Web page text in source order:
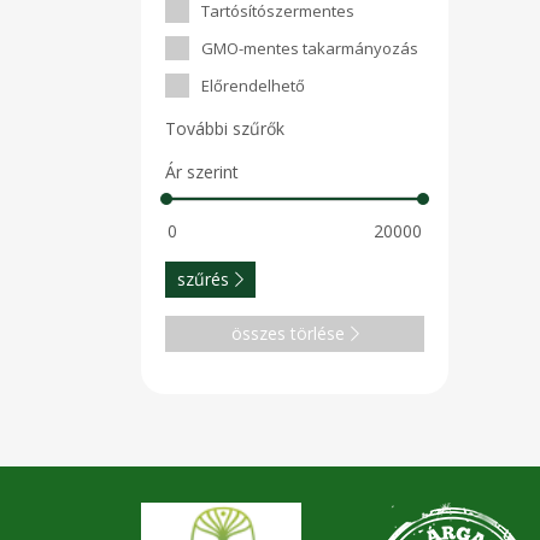
Tartósítószermentes
GMO-mentes takarmányozás
Előrendelhető
További szűrők
Ár szerint
szűrés
összes törlése